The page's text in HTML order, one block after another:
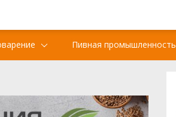
Пивная промышленность